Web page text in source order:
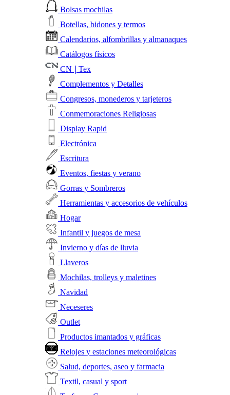
Bolsas mochilas
Botellas, bidones y termos
Calendarios, alfombrillas y almanaques
Catálogos físicos
CN❘Tex
Complementos y Detalles
Congresos, monederos y tarjeteros
Conmemoraciones Religiosas
Display Rapid
Electrónica
Escritura
Eventos, fiestas y verano
Gorras y Sombreros
Herramientas y accesorios de vehículos
Hogar
Infantil y juegos de mesa
Invierno y días de lluvia
Llaveros
Mochilas, trolleys y maletines
Navidad
Neceseres
Outlet
Productos imantados y gráficas
Relojes y estaciones meteorológicas
Salud, deportes, aseo y farmacia
Textil, casual y sport